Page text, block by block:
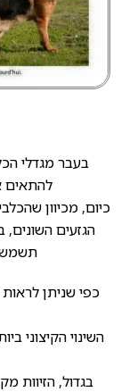
בעבר מגדלי
להתאים
כיום, מכיוון
הגזעים
תשמש
כפי שניתן
השינוי הקיצוני
בגדול, הזיוות